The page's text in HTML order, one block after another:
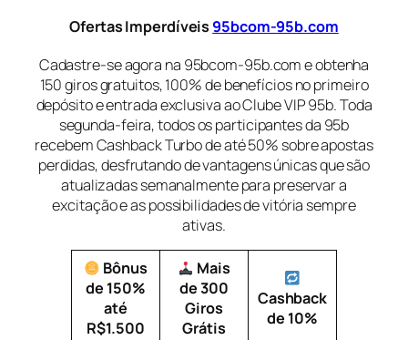
Ofertas Imperdíveis 95bcom-95b.com
Cadastre-se agora na 95bcom-95b.com e obtenha
150 giros gratuitos, 100% de benefícios no primeiro
depósito e entrada exclusiva ao Clube VIP 95b. Toda
segunda-feira, todos os participantes da 95b
recebem Cashback Turbo de até 50% sobre apostas
perdidas, desfrutando de vantagens únicas que são
atualizadas semanalmente para preservar a
excitação e as possibilidades de vitória sempre
ativas.
Bônus
de 150%
até
R$1.500
Mais
de 300
Giros
Grátis
Cashback
de 10%